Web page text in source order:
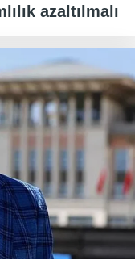
azaltılmalı